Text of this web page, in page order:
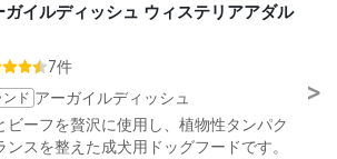
ガイルディッシュ ウィステリアアダル
7件
ンド アーガイルディッシュ
ビーフを贅沢に使用し、植物性タンパク
スを整えた成犬用ドッグフードです。